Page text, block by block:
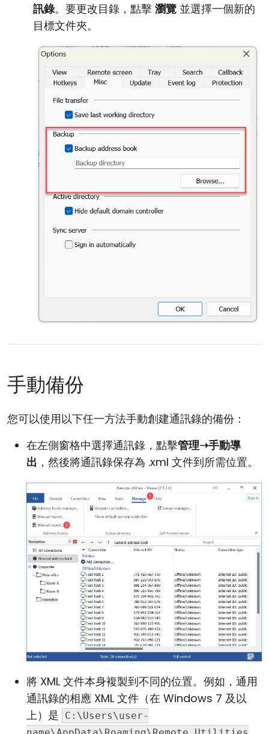
訊錄。要更改目錄，點擊 瀏覽 並選擇一個新的
目標文件夾。
手動備份
您可以使用以下任一方法手動創建通訊錄的備份：
在左側窗格中選擇通訊錄，點擊管理➝手動導
出 ，然後將通訊錄保存為 .xml 文件到所需位置。
將 XML 文件本身複製到不同的位置。例如，通用
通訊錄的相應 XML 文件（在 Windows 7 及以
上）是
C:\Users\user-